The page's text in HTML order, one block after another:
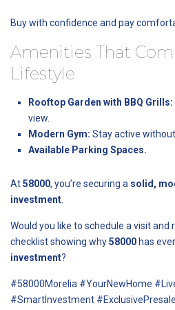
Buy with confidence and pay
Amenities That
Lifestyle
Rooftop Garden with BBQ Grills:
view.
Modern Gym: Stay active
Available Parking Spaces.
At58000, you’re securing a solid,
investment
Would you like to schedule a visit and
checklist showing why58000has
investment?
#58000Morelia #YourNewHome
#SmartInvestment